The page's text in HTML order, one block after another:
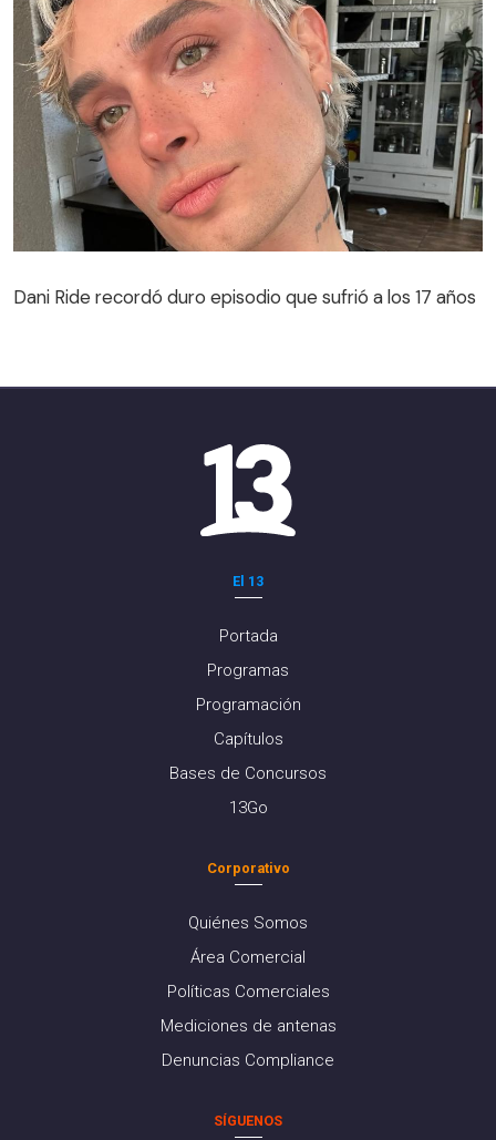
Dani Ride recordó duro episodio que sufrió a los 17 años
El 13
Portada
Programas
Programación
Capítulos
Bases de Concursos
13Go
Corporativo
Quiénes Somos
Área Comercial
Políticas Comerciales
Mediciones de antenas
Denuncias Compliance
SÍGUENOS